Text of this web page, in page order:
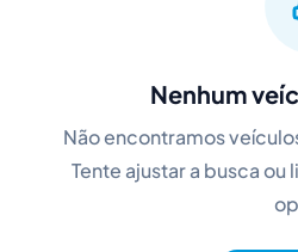
Nenhum
Não encontramos
Tente ajustar a busca